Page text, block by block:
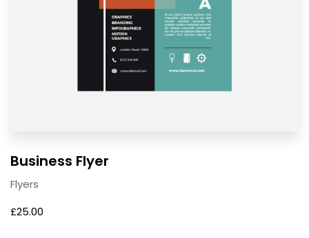
Business Flyer
Flyers
£25.00